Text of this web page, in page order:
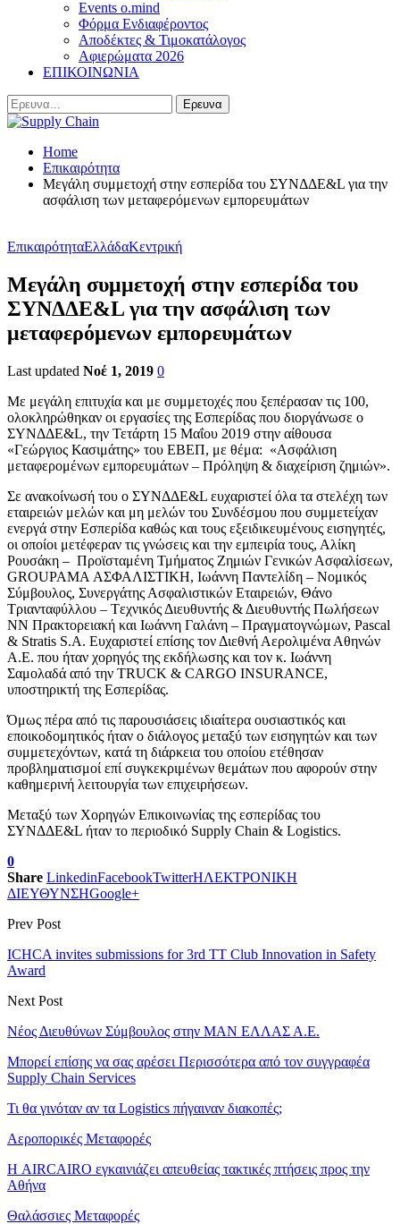
Events o.mind
Φόρμα Ενδιαφέροντος
Αποδέκτες & Τιμοκατάλογος
Αφιερώματα 2026
ΕΠΙΚΟΙΝΩΝΙΑ
Home
Επικαιρότητα
Μεγάλη συμμετοχή στην εσπερίδα του ΣΥΝΔΔΕ&L για την
ασφάλιση των μεταφερόμενων εμπορευμάτων
ΕπικαιρότηταΕλλάδαΚεντρική
Μεγάλη συμμετοχή στην εσπερίδα του
ΣΥΝΔΔΕ&L για την ασφάλιση των
μεταφερόμενων εμπορευμάτων
Last updated Νοέ 1, 2019 0
Με μεγάλη επιτυχία και με συμμετοχές που ξεπέρασαν τις 100,
ολοκληρώθηκαν οι εργασίες της Εσπερίδας που διοργάνωσε ο
ΣΥΝΔΔΕ&L, την Τετάρτη 15 Μαΐου 2019 στην αίθουσα
«Γεώργιος Κασιμάτης» του ΕΒΕΠ, με θέμα: «Ασφάλιση
μεταφερομένων εμπορευμάτων – Πρόληψη & διαχείριση ζημιών».
Σε ανακοίνωσή του ο ΣΥΝΔΔΕ&L ευχαριστεί όλα τα στελέχη των
εταιρειών μελών και μη μελών του Συνδέσμου που συμμετείχαν
ενεργά στην Εσπερίδα καθώς και τους εξειδικευμένους εισηγητές,
οι οποίοι μετέφεραν τις γνώσεις και την εμπειρία τους, Αλίκη
Ρουσάκη – Προϊσταμένη Τμήματος Ζημιών Γενικών Ασφαλίσεων,
GROUPAMA ΑΣΦΑΛΙΣΤΙΚΗ, Ιωάννη Παντελίδη – Νομικός
Σύμβουλος, Συνεργάτης Ασφαλιστικών Εταιρειών, Θάνο
Τριανταφύλλου – Tεχνικός Διευθυντής & Διευθυντής Πωλήσεων
ΝΝ Πρακτορειακή και Ιωάννη Γαλάνη – Πραγματογνώμων, Pascal
& Stratis S.A. Ευχαριστεί επίσης τον Διεθνή Αερολιμένα Αθηνών
Α.Ε. που ήταν χορηγός της εκδήλωσης και τον κ. Ιωάννη
Σαμολαδά από την TRUCK & CARGO INSURANCE,
υποστηρικτή της Εσπερίδας.
Όμως πέρα από τις παρουσιάσεις ιδιαίτερα ουσιαστικός και
εποικοδομητικός ήταν ο διάλογος μεταξύ των εισηγητών και των
συμμετεχόντων, κατά τη διάρκεια του οποίου ετέθησαν
προβληματισμοί επί συγκεκριμένων θεμάτων που αφορούν στην
καθημερινή λειτουργία των επιχειρήσεων.
Μεταξύ των Χορηγών Επικοινωνίας της εσπερίδας του
ΣΥΝΔΔΕ&L ήταν το περιοδικό Supply Chain & Logistics.
0
Share LinkedinFacebookTwitterΗΛΕΚΤΡΟΝΙΚΗ
ΔΙΕΥΘΥΝΣΗGoogle+
Prev Post
ICHCA invites submissions for 3rd TT Club Innovation in Safety
Award
Next Post
Νέος Διευθύνων Σύμβουλος στην ΜΑΝ ΕΛΛΑΣ Α.Ε.
Μπορεί επίσης να σας αρέσει Περισσότερα από τον συγγραφέα
Supply Chain Services
Τι θα γινόταν αν τα Logistics πήγαιναν διακοπές;
Αεροπορικές Μεταφορές
Η AIRCAIRO εγκαινιάζει απευθείας τακτικές πτήσεις προς την
Αθήνα
Θαλάσσιες Μεταφορές